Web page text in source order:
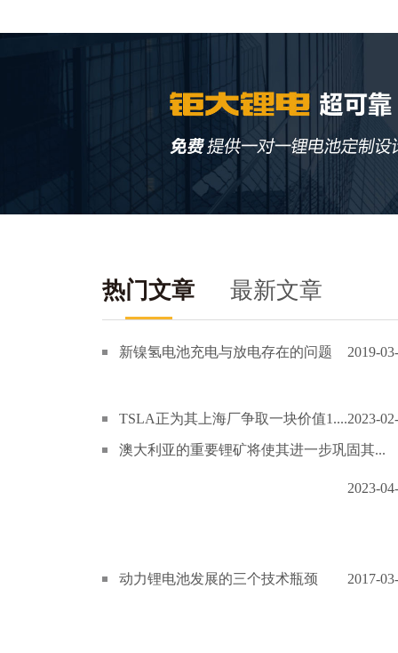
热门文章 最新文章
新镍氢电池充电与放电存在的问题 2019-
TSLA正为其上海厂争取一块价值1....2023-
澳大利亚的重要锂矿将使其进一步巩固其...
2023-
动力锂电池发展的三个技术瓶颈 2017-